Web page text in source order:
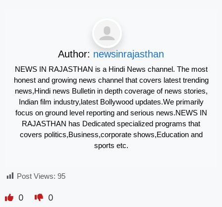
Author: newsinrajasthan
NEWS IN RAJASTHAN is a Hindi News channel. The most
honest and growing news channel that covers latest trending
news,Hindi news Bulletin in depth coverage of news stories,
Indian film industry,latest Bollywood updates.We primarily
focus on ground level reporting and serious news.NEWS IN
RAJASTHAN has Dedicated specialized programs that
covers politics,Business,corporate shows,Education and
sports etc.
Post Views: 95
0 0